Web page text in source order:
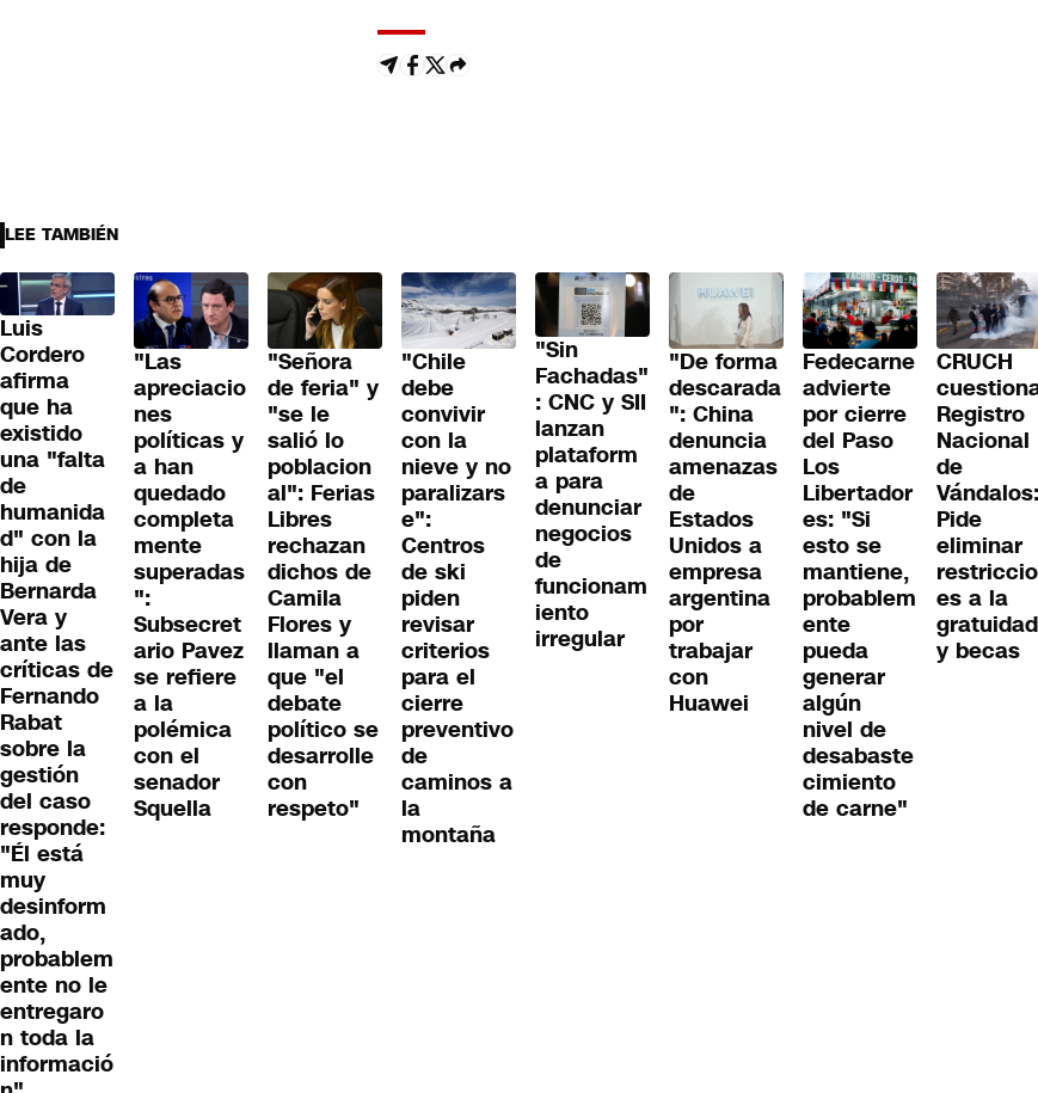
LEE TAMBIÉN
Luis
Cordero
afirma
que ha
existido
una "falta
de
humanida
d" con la
hija de
Bernarda
Vera y
ante las
críticas de
Fernando
Rabat
sobre la
gestión
del caso
responde:
"Él está
muy
desinform
ado,
probablem
ente no le
entregaro
n toda la
informació
"Las
apreciacio
nes
políticas y
a han
quedado
completa
mente
superadas
":
Subsecret
ario Pavez
se refiere
a la
polémica
con el
senador
Squella
"Señora
de feria" y
"se le
salió lo
poblacion
al": Ferias
Libres
rechazan
dichos de
Camila
Flores y
llaman a
que "el
debate
político se
desarrolle
con
respeto"
"Chile
debe
convivir
con la
nieve y no
paralizars
e":
Centros
de ski
piden
revisar
criterios
para el
cierre
preventivo
de
caminos a
la
montaña
"Sin
Fachadas"
: CNC y SII
lanzan
plataform
a para
denunciar
negocios
de
funcionam
iento
irregular
"De forma
descarada
": China
denuncia
amenazas
de
Estados
Unidos a
empresa
argentina
por
trabajar
con
Huawei
Fedecarne
advierte
por cierre
del Paso
Los
Libertador
es: "Si
esto se
mantiene,
probablem
ente
pueda
generar
algún
nivel de
desabaste
cimiento
de carne"
CRUCH
Registro
Nacional
de
Vándalos:
Pide
eliminar
es a la
gratuidad
y becas